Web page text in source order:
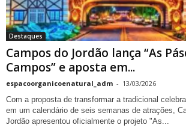
Destaques
Campos do Jordão lança “As
Campos” e aposta em...
espacoorganicoenatural_adm - 13/03/2026
Com a proposta de transformar a tradicional
em um calendário de seis semanas de atrações,
Jordão apresentou oficialmente o projeto "As...